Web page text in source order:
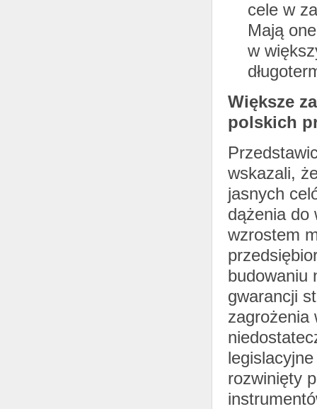
cele w
Mają
w
Większe
polskich
wskazali,
jasnych
dążenia do
wzrostem
budowaniu
gwarancji
zagrożenia
rozwinięty